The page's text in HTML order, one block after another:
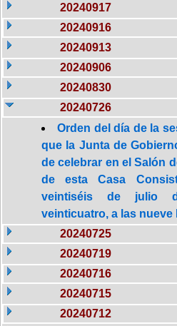
20240917
20240916
20240913
20240906
20240830
20240726
Orden del día de la
que la Junta de
de celebrar en el Salón
de esta Casa
veintiséis de julio
veinticuatro, a las nueve
20240725
20240719
20240716
20240715
20240712